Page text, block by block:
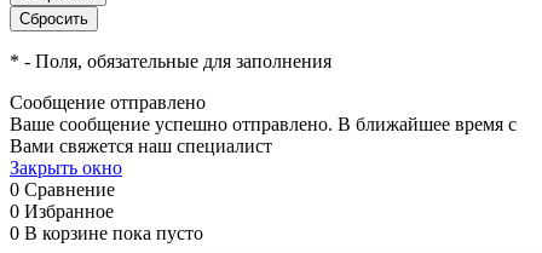
* - Поля, обязательные для заполнения
Сообщение отправлено
Ваше сообщение успешно отправлено. В ближайшее время с
Вами свяжется наш специалист
Закрыть окно
0 Сравнение
0 Избранное
0 В корзине пока пусто